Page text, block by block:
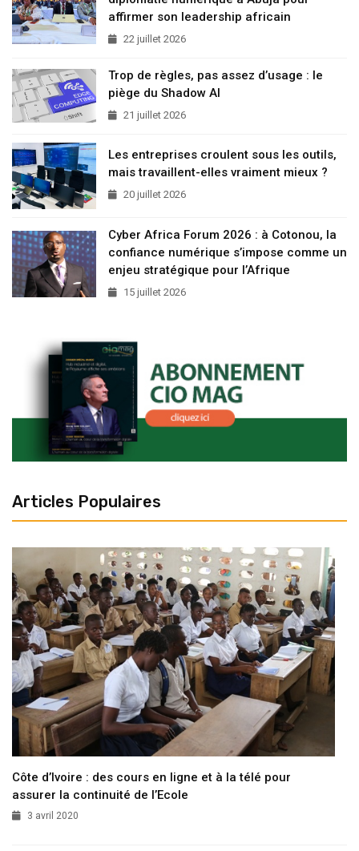
affirmer son leadership africain
22 juillet 2026
Trop de règles, pas assez d’usage : le
piège du Shadow AI
21 juillet 2026
Les entreprises croulent sous les outils,
mais travaillent-elles vraiment mieux ?
20 juillet 2026
Cyber Africa Forum 2026 : à Cotonou, la
confiance numérique s’impose comme un
enjeu stratégique pour l’Afrique
15 juillet 2026
Articles Populaires
Côte d’Ivoire : des cours en ligne et à la télé pour
assurer la continuité de l’Ecole
3 avril 2020